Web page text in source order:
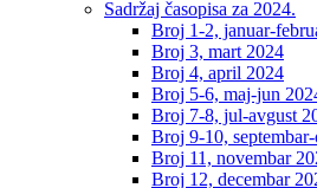
Sadržaj časopisa za 2024.
Broj 1-2, januar-
Broj 3, mart 2024
Broj 4, april 2024
Broj 5-6, maj-jun
Broj 7-8, jul-avgust
Broj 9-10,
Broj 11, novembar
Broj 12, decembar